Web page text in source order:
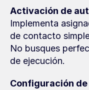
Activación de
Implementa
de contacto
No busques
de ejecución.
Configuración